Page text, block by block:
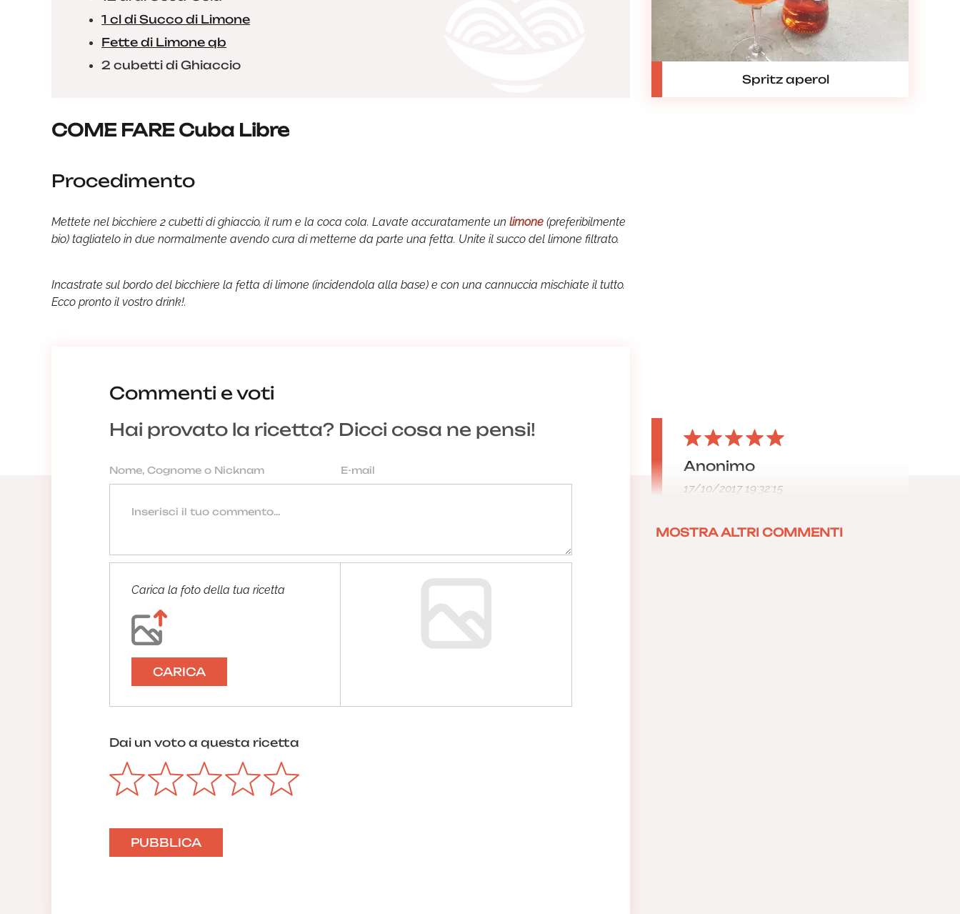
1 cl di Succo di Limone
Fette di Limone qb
2 cubetti di Ghiaccio
COME FARE Cuba Libre
Procedimento
Mettete nel bicchiere 2 cubetti di ghiaccio, il rum e la coca cola. Lavate accuratamente un limone (preferibilmente
bio) tagliatelo in due normalmente avendo cura di metterne da parte una fetta. Unite il succo del limone filtrato.
Incastrate sul bordo del bicchiere la fetta di limone (incidendola alla base) e con una cannuccia mischiate il tutto.
Ecco pronto il vostro drink!.
Spritz aperol
Commenti e voti
Hai provato la ricetta? Dicci cosa ne pensi!
Carica la foto della tua ricetta
CARICA
Dai un voto a questa ricetta
Anonimo
17/10/2017 19:32:15
MOSTRA ALTRI COMMENTI